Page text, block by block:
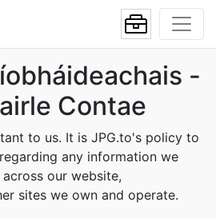
-
Contae
to us. It is JPG.to's policy to
any information we
our website,
sites we own and operate.